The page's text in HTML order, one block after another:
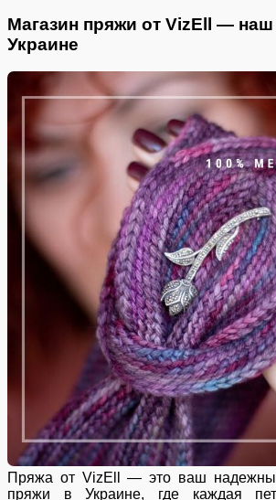
Магазин пряжи от VizEll — наш
Украине
Пряжа от VizEll — это ваш
пряжи в Украине, где каждая